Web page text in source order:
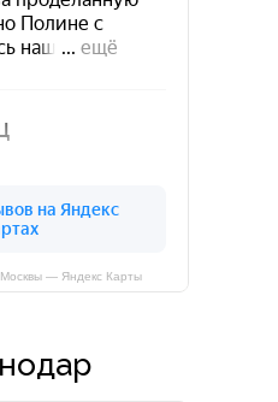
— Яндекс Карты